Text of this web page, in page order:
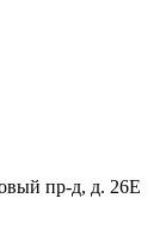
пр-д, д. 26Е